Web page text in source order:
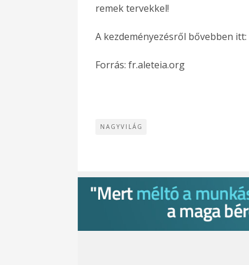
remek tervekkel!
A kezdeményezésről bővebben itt:
Forrás: fr.aleteia.org
NAGYVILÁG